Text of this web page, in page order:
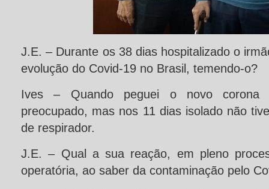
J.E. – Durante os 38 dias hospitalizado o
evolução do Covid-19 no Brasil, temendo-o?
Ives – Quando peguei o novo corona
preocupado, mas nos 11 dias isolado não
de respirador.
J.E. – Qual a sua reação, em pleno
operatória, ao saber da contaminação pelo